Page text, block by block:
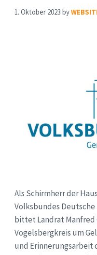
1. Oktober 2023 by
Als Schirmherr der
Volksbundes Deutsche
bittet Landrat Manfred
Vogelsbergkreis um
und Erinnerungsarbeit